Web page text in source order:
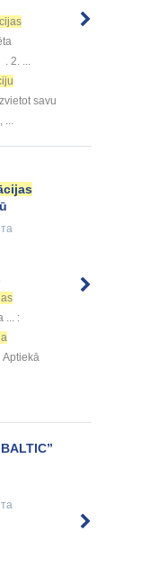
. 2. ...
savu
...
... :
Aptiekā